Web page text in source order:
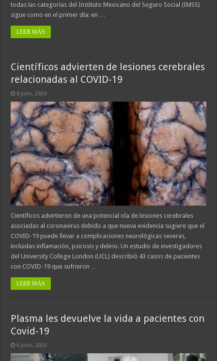
todas las categorías del Instituto Mexicano del Seguro Social (IMSS)
sigue como en el primer día: en …
LEER MÁS
Científicos advierten de lesiones cerebrales
relacionadas al COVID-19
8 julio, 2020
Científicos advirtieron de una potencial ola de lesiones cerebrales
asociadas al coronavirus debido a que nueva evidencia sugiere que el
COVID-19 puede llevar a complicaciones neurológicas severas,
incluidas inflamación, psicosis y delirio. Un estudio de investigadores
del University College London (UCL) describió 43 casos de pacientes
con COVID-19 que sufrieron …
LEER MÁS
Plasma les devuelve la vida a pacientes con
Covid-19
6 julio, 2020